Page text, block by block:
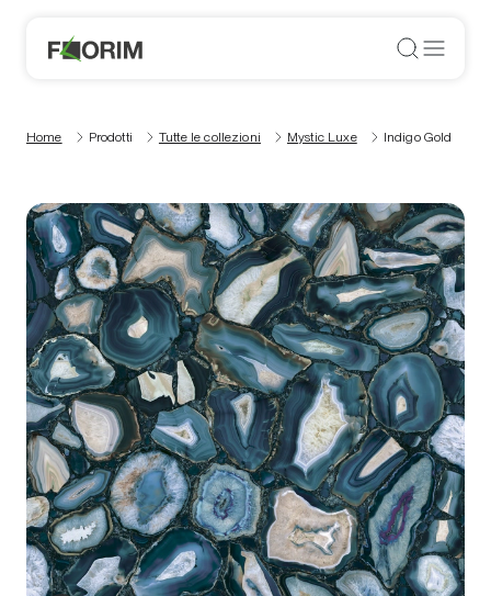
Home Prodotti Tutte le collezioni Mystic Luxe Indigo Gold